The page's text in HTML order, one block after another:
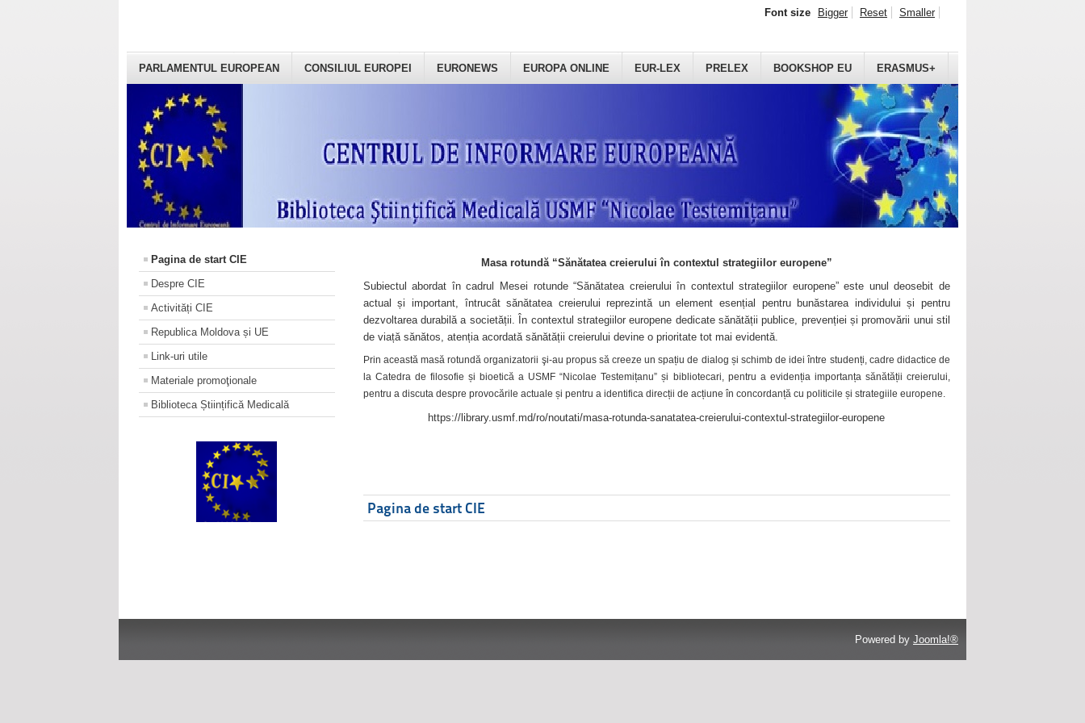
PARLAMENTUL EUROPEAN CONSILIUL EUROPEI EURONEWS EUROPA ONLINE EUR-LEX PRELEX BOOKSHOP EU ERASMUS+
Font size Bigger Reset Smaller
Pagina de start CIE
Despre CIE
Activități CIE
Republica Moldova și UE
Link-uri utile
Materiale promoţionale
Biblioteca Științifică Medicală
Masa rotundă “Sănătatea creierului în contextul strategiilor europene”
Subiectul abordat în cadrul Mesei rotunde “Sănătatea creierului în contextul strategiilor europene” este unul deosebit de
actual și important, întrucât sănătatea creierului reprezintă un element esențial pentru bunăstarea individului și pentru
dezvoltarea durabilă a societății. În contextul strategiilor europene dedicate sănătății publice, prevenției și promovării unui stil
de viață sănătos, atenția acordată sănătății creierului devine o prioritate tot mai evidentă.
Prin această masă rotundă organizatorii şi-au propus să creeze un spațiu de dialog și schimb de idei între studenți, cadre didactice de
la Catedra de filosofie și bioetică a USMF “Nicolae Testemițanu” și bibliotecari, pentru a evidenția importanța sănătății creierului,
pentru a discuta despre provocările actuale și pentru a identifica direcții de acțiune în concordanță cu politicile și strategiile europene.
https://library.usmf.md/ro/noutati/masa-rotunda-sanatatea-creierului-contextul-strategiilor-europene
Pagina de start CIE
Powered by Joomla!®